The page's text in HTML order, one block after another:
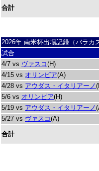
合計
2026年 南米杯出場記録（バラカ
試合
4/7 vs ヴァスコ(H)
4/15 vs オリンピア(A)
4/28 vs アウダス・イタリアーノ
5/6 vs オリンピア(H)
5/19 vs アウダス・イタリアーノ
5/27 vs ヴァスコ(A)
合計